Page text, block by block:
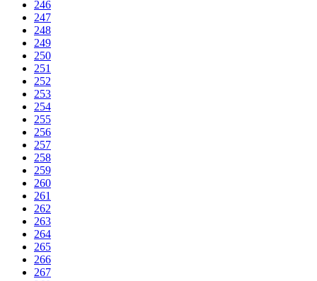
246
247
248
249
250
251
252
253
254
255
256
257
258
259
260
261
262
263
264
265
266
267